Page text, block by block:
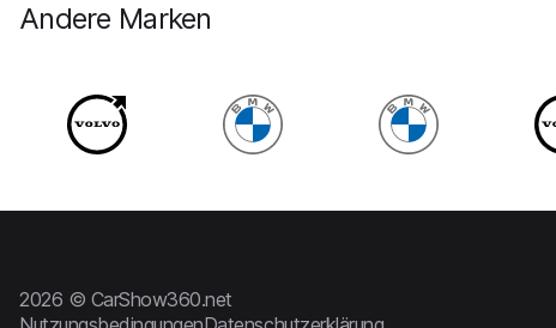
Andere Marken
2026 © CarShow360.net